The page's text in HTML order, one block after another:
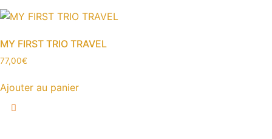
MY FIRST TRIO TRAVEL
77,00€
Ajouter au panier
Ce